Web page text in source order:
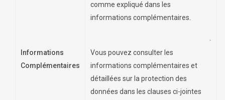
comme expliqué dans les
informations complémentaires.
Informations
Complémentaires
Vous pouvez consulter les
informations complémentaires et
détaillées sur la protection des
données dans les clauses ci-jointes